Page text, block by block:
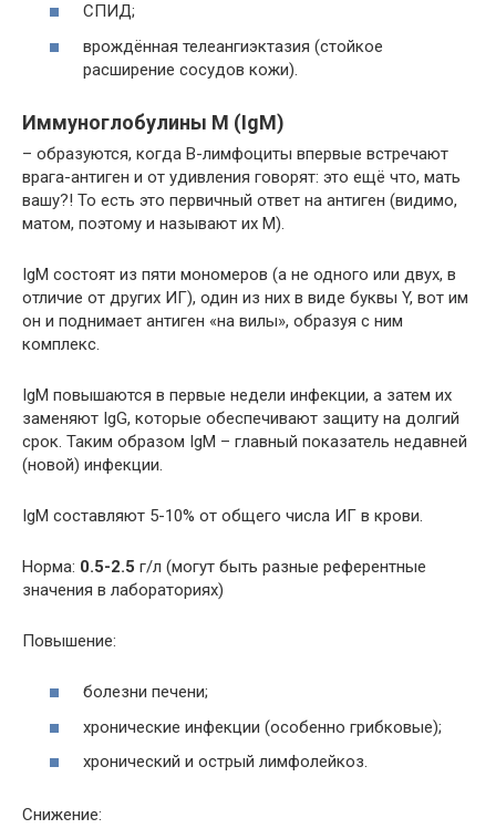
СПИД;
врождённая телеангиэктазия (стойкое
расширение сосудов кожи).
Иммуноглобулины М (IgМ)
– образуются, когда В-лимфоциты впервые встречают
врага-антиген и от удивления говорят: это ещё что, мать
вашу?! То есть это первичный ответ на антиген (видимо,
матом, поэтому и называют их М).
IgМ состоят из пяти мономеров (а не одного или двух, в
отличие от других ИГ), один из них в виде буквы Y, вот им
он и поднимает антиген «на вилы», образуя с ним
комплекс.
IgM повышаются в первые недели инфекции, а затем их
заменяют IgG, которые обеспечивают защиту на долгий
срок. Таким образом IgM – главный показатель недавней
(новой) инфекции.
IgM составляют 5-10% от общего числа ИГ в крови.
Норма: 0.5-2.5 г/л (могут быть разные референтные
значения в лабораториях)
Повышение:
болезни печени;
хронические инфекции (особенно грибковые);
хронический и острый лимфолейкоз.
Снижение: